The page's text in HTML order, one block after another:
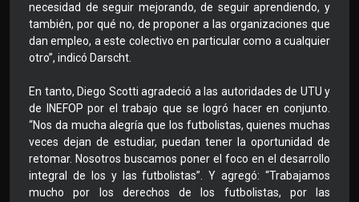
necesidad de seguir mejorando, de seguir aprendiendo, y
también, por qué no, de proponer a las organizaciones que
dan empleo, a este colectivo en particular como a cualquier
otro”, indicó Darscht.
En tanto, Diego Scotti agradeció a las autoridades de UTU y
de INEFOP por el trabajo que se logró hacer en conjunto.
“Nos da mucha alegría que los futbolistas, quienes muchas
veces dejan de estudiar, puedan tener la oportunidad de
retomar. Nosotros buscamos poner el foco en el desarrollo
integral de los y las futbolistas”. Y agregó: “Trabajamos
mucho por los derechos de los futbolistas, por las